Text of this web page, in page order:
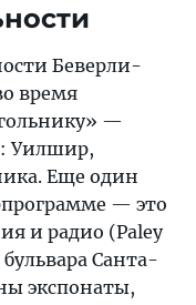
Беверли-
время
—
Уилшир,
Еще один
— это
и радио (Paley
Санта-
экспонаты,